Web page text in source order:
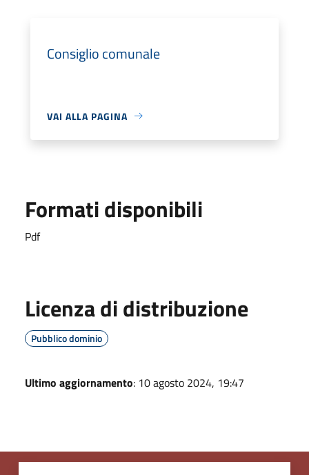
Consiglio comunale
VAI ALLA PAGINA
Formati disponibili
Pdf
Licenza di distribuzione
Pubblico dominio
Ultimo aggiornamento: 10 agosto 2024, 19:47